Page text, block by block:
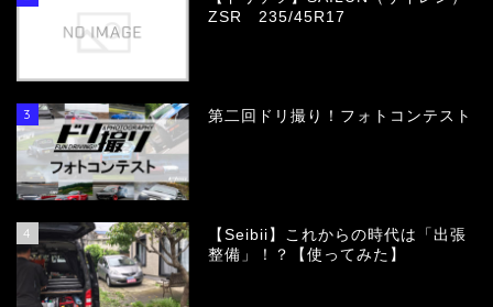
ZSR 235/45R17
3 第二回ドリ撮り！フォトコンテスト
4
【Seibii】これからの時代は「出張
整備」！？【使ってみた】